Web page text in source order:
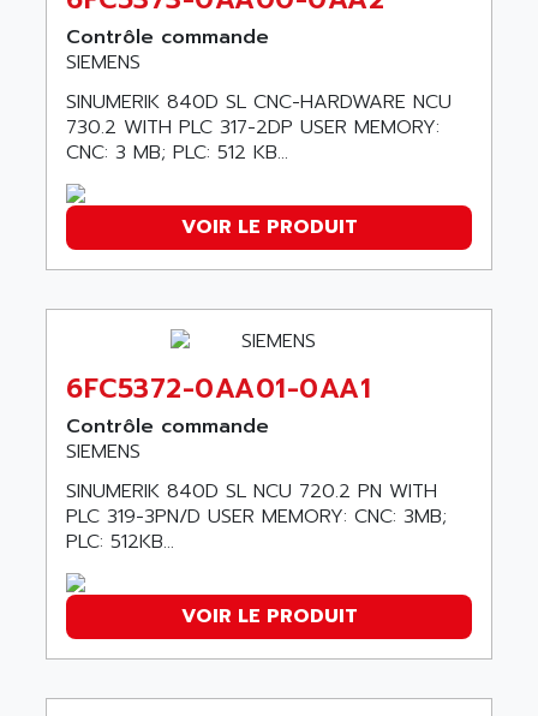
PANELVIEW 1200
MDLQ
GP2000 Series
TSX17
VECTOR DRIVE
ALPHA
SIMATIC S7-200
GENIUS
A SERIES
UAC
LQ SERIE
RESISTRON
ARAG
ARBO
ARBOR
ARBURG
ARC MODENA
ARCEL
ARCNET
ARCOL
ARCOLECTRIC
ARCOTRONICS
ARCTIC COOLING
ARDAMEL LHOMARGY
ARDATEM
ARDETEM
ARDUCAM
ARDUINO
ARGUS
ARIA
Contrôle commande
SIEMENS
SINUMERIK 840D SL CNC-HARDWARE NCU
730.2 WITH PLC 317-2DP USER MEMORY:
CNC: 3 MB; PLC: 512 KB...
VOIR LE PRODUIT
6FC5372-0AA01-0AA1
Contrôle commande
SIEMENS
SINUMERIK 840D SL NCU 720.2 PN WITH
PLC 319-3PN/D USER MEMORY: CNC: 3MB;
PLC: 512KB...
VOIR LE PRODUIT